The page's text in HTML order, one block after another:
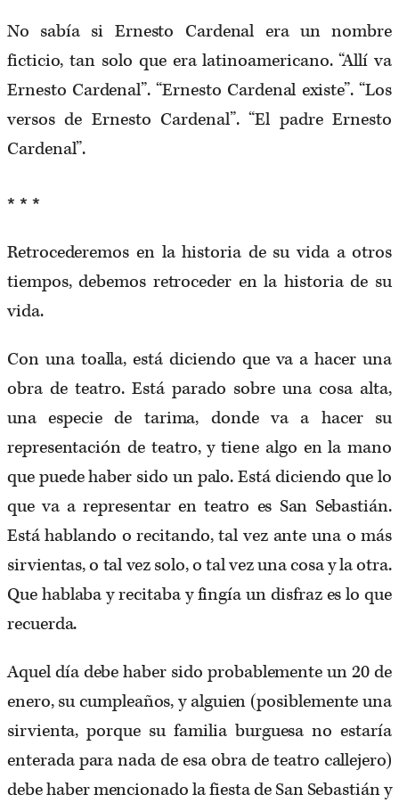
No sabía si Ernesto Cardenal era un nombre
ficticio, tan solo que era latinoamericano. “Allí va
Ernesto Cardenal”. “Ernesto Cardenal existe”. “Los
versos de Ernesto Cardenal”. “El padre Ernesto
Cardenal”.
* * *
Retrocederemos en la historia de su vida a otros
tiempos, debemos retroceder en la historia de su
vida.
Con una toalla, está diciendo que va a hacer una
obra de teatro. Está parado sobre una cosa alta,
una especie de tarima, donde va a hacer su
representación de teatro, y tiene algo en la mano
que puede haber sido un palo. Está diciendo que lo
que va a representar en teatro es San Sebastián.
Está hablando o recitando, tal vez ante una o más
sirvientas, o tal vez solo, o tal vez una cosa y la otra.
Que hablaba y recitaba y fingía un disfraz es lo que
recuerda.
Aquel día debe haber sido probablemente un 20 de
enero, su cumpleaños, y alguien (posiblemente una
sirvienta, porque su familia burguesa no estaría
enterada para nada de esa obra de teatro callejero)
debe haber mencionado la fiesta de San Sebastián y